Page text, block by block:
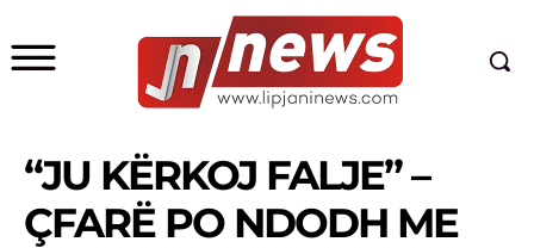
“JU KËRKOJ FALJE” –
ÇFARË PO NDODH ME